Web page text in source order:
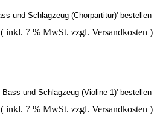
( inkl. 7 % MwSt. zzgl. Versandkosten )
( inkl. 7 % MwSt. zzgl. Versandkosten )